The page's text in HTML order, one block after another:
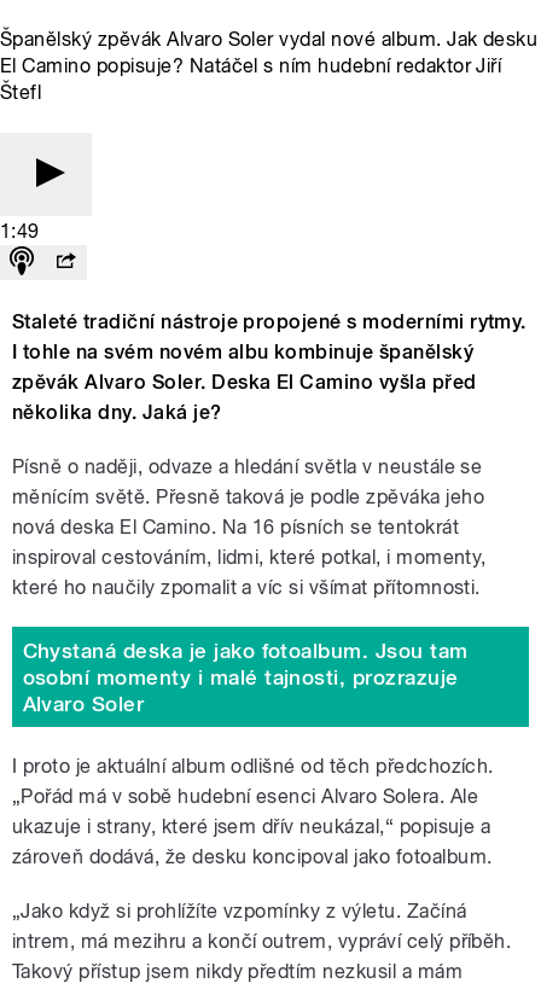
Španělský zpěvák Alvaro Soler vydal nové album. Jak desku
El Camino popisuje? Natáčel s ním hudební redaktor Jiří
Štefl
1:49
Staleté tradiční nástroje propojené s moderními rytmy.
I tohle na svém novém albu kombinuje španělský
zpěvák Alvaro Soler. Deska El Camino vyšla před
několika dny. Jaká je?
Písně o naději, odvaze a hledání světla v neustále se
měnícím světě. Přesně taková je podle zpěváka jeho
nová deska El Camino. Na 16 písních se tentokrát
inspiroval cestováním, lidmi, které potkal, i momenty,
které ho naučily zpomalit a víc si všímat přítomnosti.
Chystaná deska je jako fotoalbum. Jsou tam
osobní momenty i malé tajnosti, prozrazuje
Alvaro Soler
I proto je aktuální album odlišné od těch předchozích.
„Pořád má v sobě hudební esenci Alvaro Solera. Ale
ukazuje i strany, které jsem dřív neukázal,“ popisuje a
zároveň dodává, že desku koncipoval jako fotoalbum.
„Jako když si prohlížíte vzpomínky z výletu. Začíná
intrem, má mezihru a končí outrem, vypráví celý příběh.
Takový přístup jsem nikdy předtím nezkusil a mám